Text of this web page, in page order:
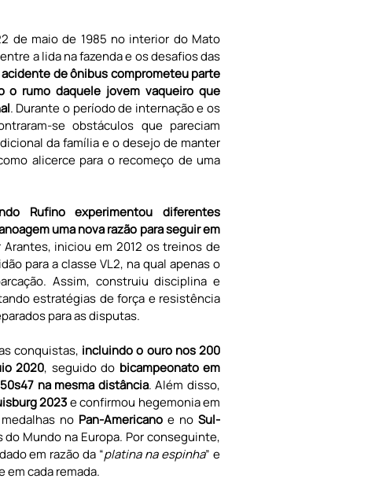
de maio de 1985 no interior do Mato
a lida na fazenda e os desafios das
acidente de ônibus comprometeu parte
o rumo daquele jovem vaqueiro que
. Durante o período de internação e os
se obstáculos que pareciam
da família e o desejo de manter
alicerce para o recomeço de uma
Rufino experimentou diferentes
uma nova razão para seguir em
iniciou em 2012 os treinos de
para a classe VL2, na qual apenas o
Assim, construiu disciplina e
estratégias de força e resistência
para as disputas.
conquistas, incluindo o ouro nos 200
2020, seguido do bicampeonato em
na mesma distância. Além disso,
2023 e confirmou hegemonia em
no Pan-Americano e no Sul-
Mundo na Europa. Por conseguinte,
em razão da “platina na espinha” e
em cada remada.